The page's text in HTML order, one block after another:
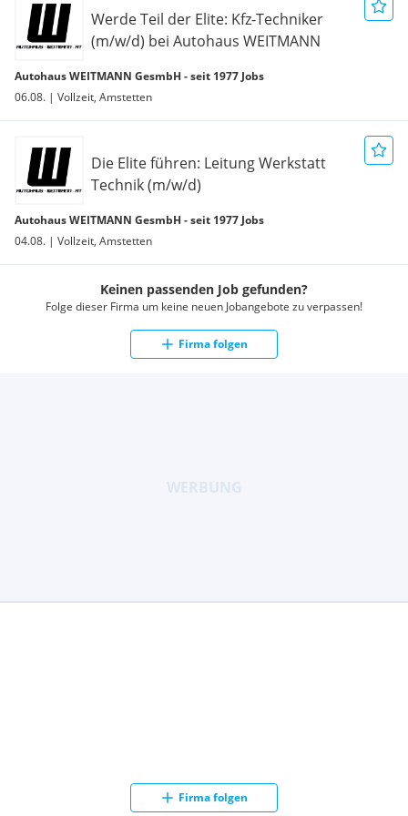
- Abwechslungsreiche Aufgabenbereiche mit Kundenkontakt
- Leistungsauswertungen nach jedem Quartal mit
persönlicher Team-Besprechung
- IT-Infrastruktur auf höchstem Niveau mit österreichweit
einzigartigem Werkstatt-Managementsystem
- Vollständig digitalisierte Prozesse mittels iPad und 3CX –
Telefon- App
- Komfortabler Arbeitsplatz mit modernsten Arbeitsgeräten
- Moderne Team-Räumlichkeiten mit Großbild-TV & eigener
TEAM-Lounge
- asphaltierter und kostenloser Mitarbeiterparkplatz mit
wenigen Metern zum Arbeitsplatz
- Leistungsprämiensystem & Mitarbeiterrabatte
- Überdurchschnittliche Verdienstmöglichkeiten je nach
Qualifikation und Leistung
Arbeitsbereiche:
KFZ Technik / Elektrik / Mechatronic (inkl.
Lehrlingsausbildung)
Werde Teil der Elite: Kfz-Techniker
(m/w/d) bei Autohaus WEITMANN
Autohaus WEITMANN GesmbH - seit 1977 Jobs
06.08. | Vollzeit, Amstetten
Die Elite führen: Leitung Werkstatt
Technik (m/w/d)
Autohaus WEITMANN GesmbH - seit 1977 Jobs
04.08. | Vollzeit, Amstetten
Keinen passenden Job gefunden?
Folge dieser Firma um keine neuen Jobangebote zu verpassen!
Firma folgen
Firma folgen